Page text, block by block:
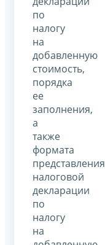
по
налогу
на
добавленную
стоимость,
порядка
ее
заполнения,
а
также
формата
представления
налоговой
декларации
по
налогу
на